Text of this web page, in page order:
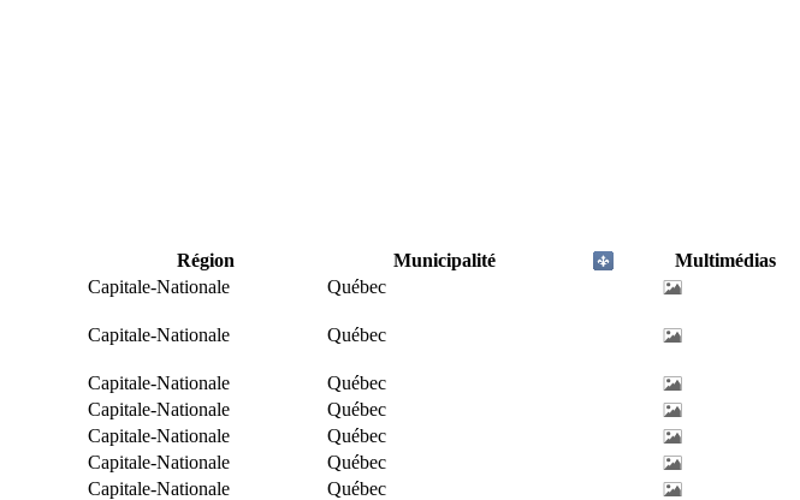
Région Municipalité
Multimédias
Capitale-Nationale
Québec
Capitale-Nationale Québec
Capitale-Nationale
Québec
Capitale-Nationale
Québec
Capitale-Nationale
Québec
Capitale-Nationale
Québec
Capitale-Nationale
Québec